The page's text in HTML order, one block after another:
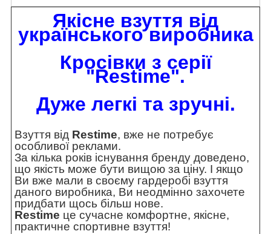
Якісне взуття від
українського виробника
Кросівки з серії
"Restime".
Дуже легкі та зручні.
Взуття від Restime, вже не потребує
особливої реклами.
За кілька років існування бренду доведено,
що якість може бути вищою за ціну. І якщо
Ви вже мали в своєму гардеробі взуття
даного виробника, Ви неодмінно захочете
придбати щось більш нове.
Restime це сучасне комфортне, якісне,
практичне спортивне взуття!